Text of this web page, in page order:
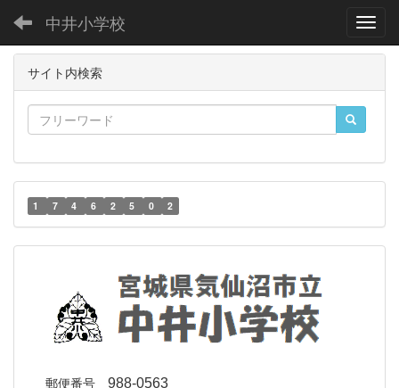
中井小学校
サイト内検索
1 7 4 6 2 5 0 2
郵便番号 988-0563